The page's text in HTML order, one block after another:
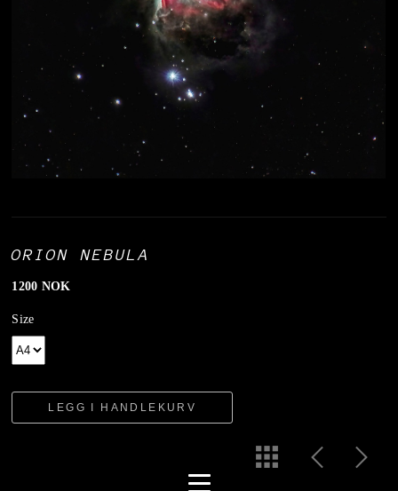
ORION NEBULA
1200 NOK
Size
LEGG I HANDLEKURV